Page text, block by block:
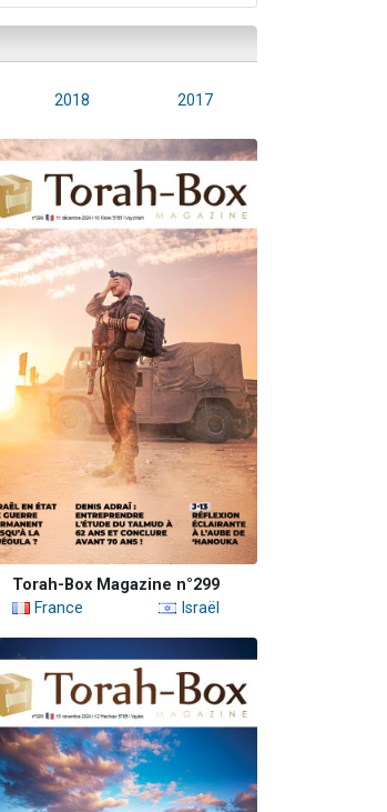
2018 2017
Torah-Box Magazine n°299
France
Israël